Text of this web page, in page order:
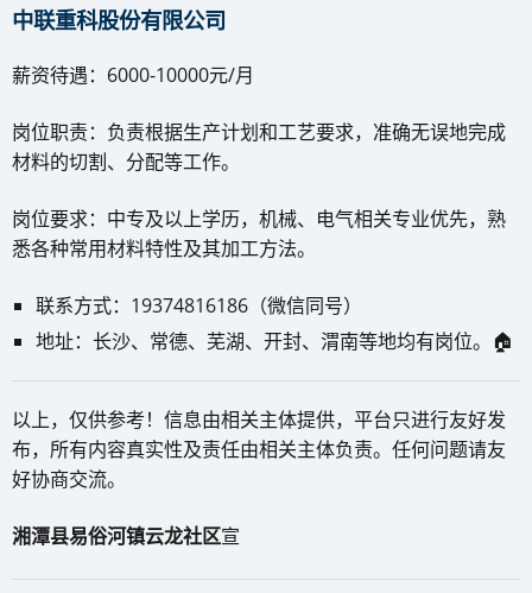
中联重科股份有限公司
薪资待遇：6000-10000元/月
岗位职责：负责根据生产计划和工艺要求，准确无误地完成
材料的切割、分配等工作。
岗位要求：中专及以上学历，机械、电气相关专业优先，熟
悉各种常用材料特性及其加工方法。
联系方式：19374816186（微信同号）
地址：长沙、常德、芜湖、开封、渭南等地均有岗位。🏠
以上，仅供参考！信息由相关主体提供，平台只进行友好发
布，所有内容真实性及责任由相关主体负责。任何问题请友
好协商交流。
湘潭县易俗河镇云龙社区宣